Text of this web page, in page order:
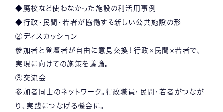
◆廃校など使わなかった施設の利活用事例
◆行政・民間・若者が協働する新しい公共施設の形
②ディスカッション
参加者と登壇者が自由に意見交換！行政×民間×若者で、
実現に向けての施策を議論。
③交流会
参加者同士のネットワーク。行政職員・民間・若者がつなが
り、実践につなげる機会に。